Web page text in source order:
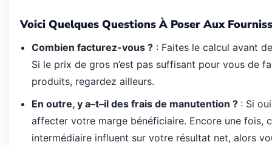
Voici Quelques Questions À Poser Aux
Combien facturez-vous ? : Faites le calcul avant
Si le prix de gros n’est pas suffisant pour vous de
produits, regardez ailleurs.
En outre,y a–t–il des frais de manutention? : Si oui
affecter votre marge bénéficiaire. Encore une fois,
intermédiaire influent sur votre résultat net,alors